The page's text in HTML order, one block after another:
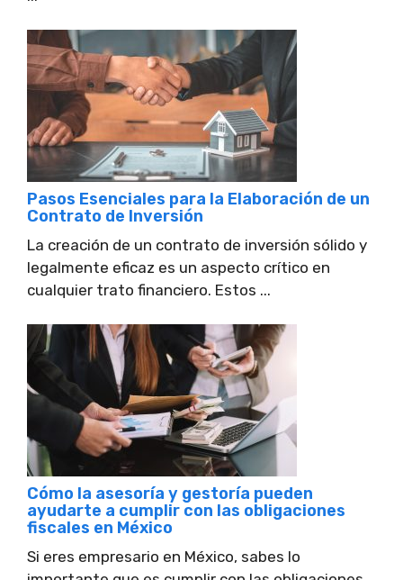
Pasos Esenciales para la Elaboración de un
Contrato de Inversión
La creación de un contrato de inversión sólido y
legalmente eficaz es un aspecto crítico en
cualquier trato financiero. Estos ...
Cómo la asesoría y gestoría pueden
ayudarte a cumplir con las obligaciones
fiscales en México
Si eres empresario en México, sabes lo